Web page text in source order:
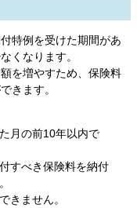
特例を受けた期間があ
くなります。
を増やすため、保険料
きます。
月の前10年以内で
すべき保険料を納付
きません。